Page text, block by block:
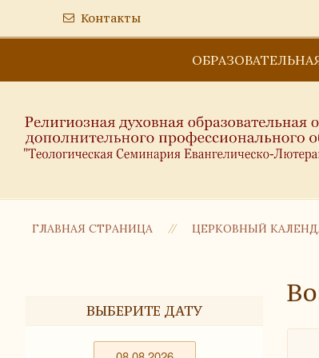
Контакты
ГЛАВНАЯ СТРАНИЦА ЦЕРКОВНЫЙ
ВЫБЕРИТЕ ДАТУ